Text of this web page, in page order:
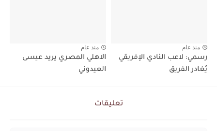
منذ عام
رسمي: لاعب النادي الإفريقي
يُغادر الفريق
منذ عام
الاهلي المصري يريد عيسى
العيدوني
تعليقات